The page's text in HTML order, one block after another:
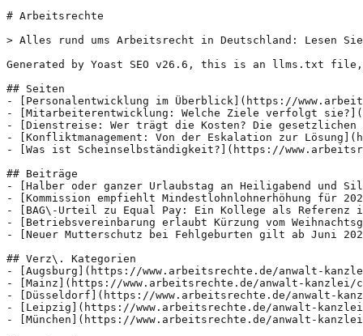
# Arbeitsrechte
> Alles rund ums Arbeitsrecht in Deutschland: Lesen
Generated by Yoast SEO v26.6, this is an llms.txt file,
## Seiten
- [Personalentwicklung im Überblick](https://
- [Mitarbeiterentwicklung: Welche Ziele verfolgt
- [Dienstreise: Wer trägt die Kosten? Die
- [Konfliktmanagement: Von der Eskalation zur
- [Was ist Scheinselbständigkeit?](https://
## Beiträge
- [Halber oder ganzer Urlaubstag an Heiligabend und
- [Kommission empfiehlt Mindestlohnlohnerhöhung für
- [BAG\-Urteil zu Equal Pay: Ein Kollege als Referenz
- [Betriebsvereinbarung erlaubt Kürzung vom
- [Neuer Mutterschutz bei Fehlgeburten gilt ab Juni
## Verz\. Kategorien
- [Augsburg](https://www.arbeitsrechte.de/anwalt-
- [Mainz](https://www.arbeitsrechte.de/anwalt-kanzlei/
- [Düsseldorf](https://www.arbeitsrechte.de/anwalt-
- [Leipzig](https://www.arbeitsrechte.de/anwalt-
- [München](https://www.arbeitsrechte.de/anwalt-